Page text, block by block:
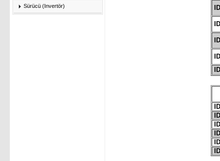
Sürücü (Invertör)